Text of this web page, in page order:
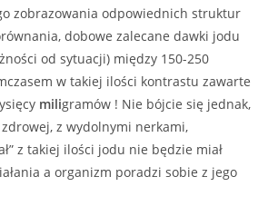
zobrazowania odpowiednich struktur
dobowe zalecane dawki jodu
od sytuacji) między 150-250
w takiej ilości kontrastu zawarte
miligramów ! Nie bójcie się jednak,
z wydolnymi nerkami,
z takiej ilości jodu nie będzie miał
a organizm poradzi sobie z jego